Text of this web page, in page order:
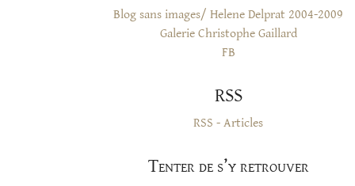
Blog sans images/ Helene Delprat 2004-2009
Galerie Christophe Gaillard
FB
RSS
RSS - Articles
Tenter de s’y retrouver